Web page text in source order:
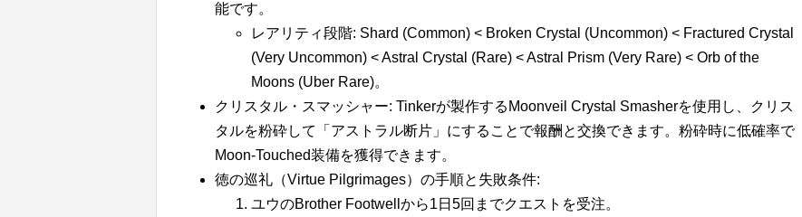
能です。
レアリティ段階: Shard (Common) < Broken Crystal (Uncommon) < Fractured Crystal
(Very Uncommon) < Astral Crystal (Rare) < Astral Prism (Very Rare) < Orb of the
Moons (Uber Rare)。
クリスタル・スマッシャー: Tinkerが製作するMoonveil Crystal Smasherを使用し、クリス
タルを粉砕して「アストラル断片」にすることで報酬と交換できます。粉砕時に低確率で
Moon-Touched装備を獲得できます。
徳の巡礼（Virtue Pilgrimages）の手順と失敗条件:
ユウのBrother Footwellから1日5回までクエストを受注。